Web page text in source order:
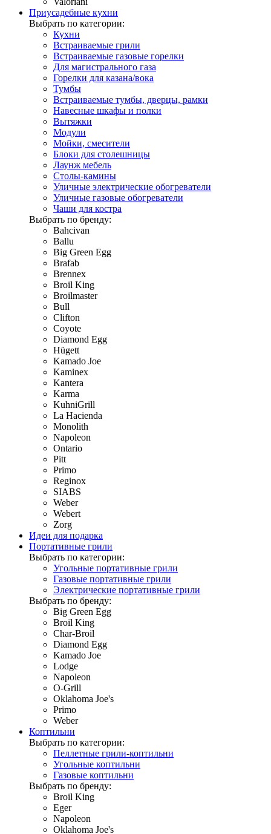
Приусадебные кухни
Выбрать по категории:
Кухни
Встраиваемые грили
Встраиваемые газовые горелки
Для магистрального газа
Горелки для казана/вока
Тумбы
Встраиваемые тумбы, дверцы, рамки
Навесные шкафы и полки
Вытяжки
Модули
Мойки, смесители
Блоки для столешницы
Лаунж мебель
Столы-камины
Уличные электрические обогреватели
Уличные газовые обогреватели
Чаши для костра
Выбрать по бренду:
Bahcivan
Ballu
Big Green Egg
Brafab
Brennex
Broil King
Broilmaster
Bull
Clifton
Coyote
Diamond Egg
Hügett
Kamado Joe
Kaminex
Kantera
Karma
KuhniGrill
La Hacienda
Monolith
Napoleon
Ontario
Pitt
Primo
Reginox
SIABS
Weber
Webert
Zorg
Идеи для подарка
Портативные грили
Выбрать по категории:
Угольные портативные грили
Газовые портативные грили
Электрические портативные грили
Выбрать по бренду:
Big Green Egg
Broil King
Char-Broil
Diamond Egg
Kamado Joe
Lodge
Napoleon
O-Grill
Oklahoma Joe's
Primo
Weber
Коптильни
Выбрать по категории:
Пеллетные грили-коптильни
Угольные коптильни
Газовые коптильни
Выбрать по бренду:
Broil King
Eger
Napoleon
Oklahoma Joe's